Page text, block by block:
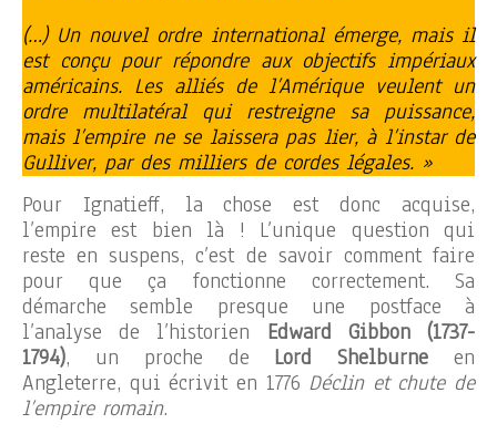
(…) Un nouvel ordre international émerge, mais il
est conçu pour répondre aux objectifs impériaux
américains. Les alliés de l’Amérique veulent un
ordre multilatéral qui restreigne sa puissance,
mais l’empire ne se laissera pas lier, à l’instar de
Gulliver, par des milliers de cordes légales. »
Pour Ignatieff, la chose est donc acquise,
l’empire est bien là ! L’unique question qui
reste en suspens, c’est de savoir comment faire
pour que ça fonctionne correctement. Sa
démarche semble presque une postface à
l’analyse de l’historien Edward Gibbon (1737-
1794), un proche de Lord Shelburne en
Angleterre, qui écrivit en 1776 Déclin et chute de
l’empire romain.